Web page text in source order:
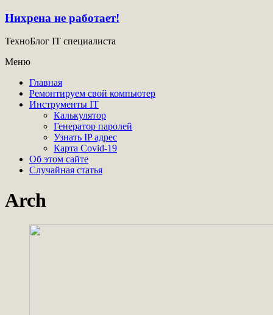
Нихрена не работает!
ТехноБлог IT специалиста
Меню
Главная
Ремонтируем свой компьютер
Инструменты IT
Калькулятор
Генератор паролей
Узнать IP адрес
Карта Covid-19
Об этом сайте
Случайная статья
Arch